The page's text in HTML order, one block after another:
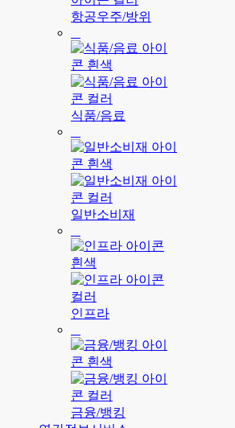
항공우주/방위
식품/음료
일반소비재
인프라
금융/뱅킹